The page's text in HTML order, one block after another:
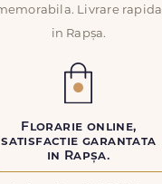
Livrare rapida
in Rapșa.
Florarie online,
satisfactie garantata
in Rapșa.